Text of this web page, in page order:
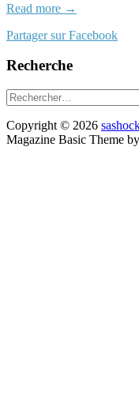
Read more →
Partager sur Facebook
Recherche
Rechercher :
Copyright © 2026
Magazine Basic Theme by